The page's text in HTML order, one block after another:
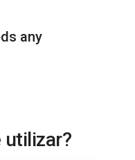
any
utilizar?